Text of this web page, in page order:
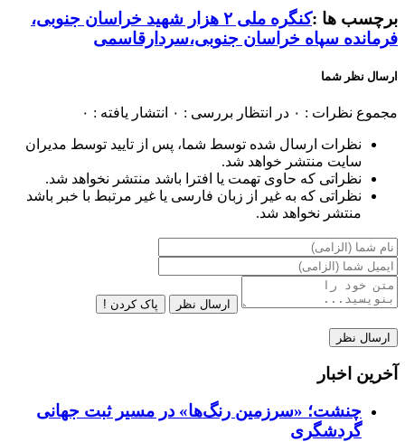
برچسب ها :
کنگره ملی ۲ هزار شهید خراسان جنوبی،
فرمانده سپاه خراسان جنوبی،سردارقاسمی
ارسال نظر شما
مجموع نظرات : ۰ در انتظار بررسی : ۰ انتشار یافته : ۰
نظرات ارسال شده توسط شما، پس از تایید توسط مدیران
سایت منتشر خواهد شد.
نظراتی که حاوی تهمت یا افترا باشد منتشر نخواهد شد.
نظراتی که به غیر از زبان فارسی یا غیر مرتبط با خبر باشد
منتشر نخواهد شد.
ارسال نظر پاک کردن !
آخرین اخبار
چنشت؛ «سرزمین رنگ‌ها» در مسیر ثبت جهانی
گردشگری